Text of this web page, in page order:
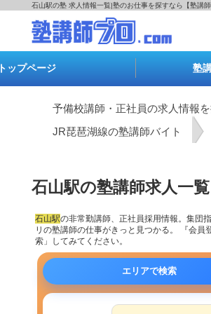
石山駅の塾 求人情報一覧|塾のお仕事を探すなら【塾講
トップページ 塾
予備校講師・正社員の求人情報
JR琵琶湖線の塾講師バイト
石山駅の塾講師求人一覧
石山駅の非常勤講師、正社員採用情報。集団
リの塾講師の仕事がきっと見つかる。 『会
索」してみてください。
エリアで検索